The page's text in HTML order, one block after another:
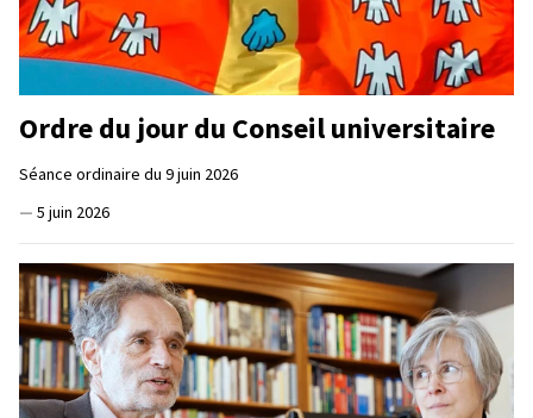
Ordre du jour du Conseil universitaire
Séance ordinaire du 9 juin 2026
— 5 juin 2026